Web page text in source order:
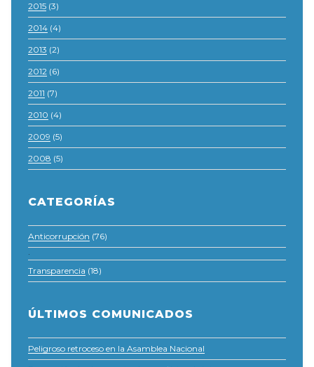
2015 (3)
2014 (4)
2013 (2)
2012 (6)
2011 (7)
2010 (4)
2009 (5)
2008 (5)
CATEGORÍAS
Anticorrupción (76)
·
Transparencia (18)
ÚLTIMOS COMUNICADOS
Peligroso retroceso en la Asamblea Nacional